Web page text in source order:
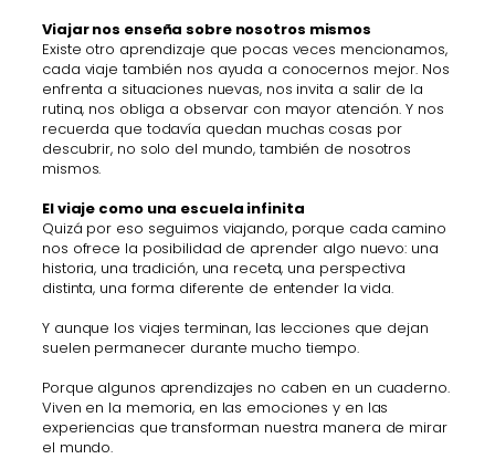
Viajar nos enseña sobre nosotros mismos
Existe otro aprendizaje que pocas veces mencionamos,
cada viaje también nos ayuda a conocernos mejor. Nos
enfrenta a situaciones nuevas, nos invita a salir de la
rutina, nos obliga a observar con mayor atención. Y nos
recuerda que todavía quedan muchas cosas por
descubrir, no solo del mundo, también de nosotros
mismos.
El viaje como una escuela infinita
Quizá por eso seguimos viajando, porque cada camino
nos ofrece la posibilidad de aprender algo nuevo: una
historia, una tradición, una receta, una perspectiva
distinta, una forma diferente de entender la vida.
Y aunque los viajes terminan, las lecciones que dejan
suelen permanecer durante mucho tiempo.
Porque algunos aprendizajes no caben en un cuaderno.
Viven en la memoria, en las emociones y en las
experiencias que transforman nuestra manera de mirar
el mundo.